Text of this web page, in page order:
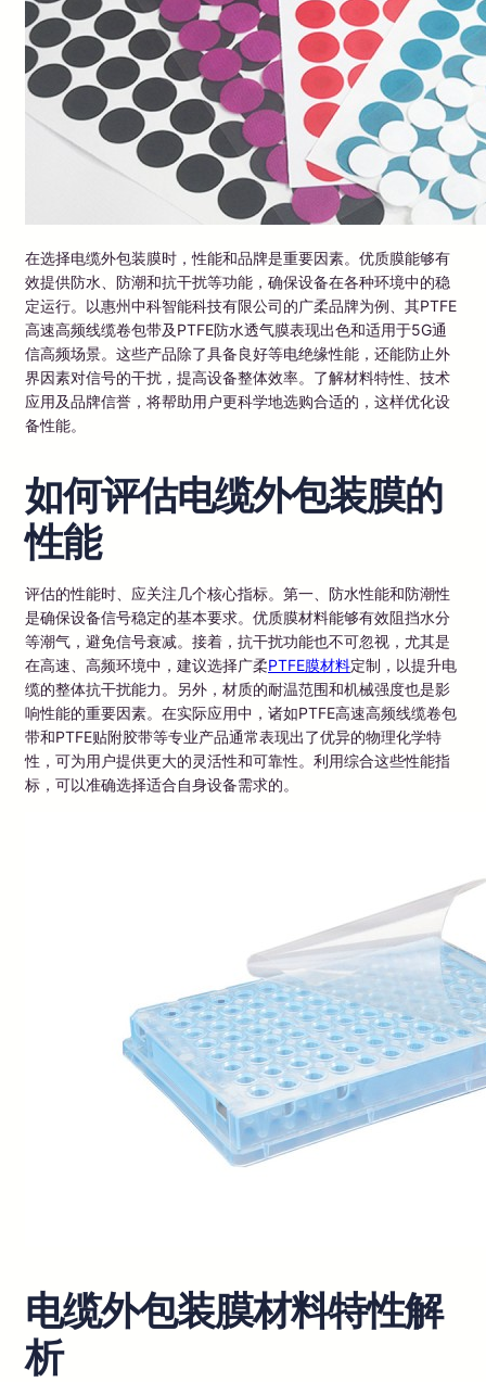
在选择电缆外包装膜时，性能和品牌是重要因素。优质膜能够有
效提供防水、防潮和抗干扰等功能，确保设备在各种环境中的稳
定运行。以惠州中科智能科技有限公司的广柔品牌为例、其PTFE
高速高频线缆卷包带及PTFE防水透气膜表现出色和适用于5G通
信高频场景。这些产品除了具备良好等电绝缘性能，还能防止外
界因素对信号的干扰，提高设备整体效率。了解材料特性、技术
应用及品牌信誉，将帮助用户更科学地选购合适的，这样优化设
备性能。
如何评估电缆外包装膜的
性能
评估的性能时、应关注几个核心指标。第一、防水性能和防潮性
是确保设备信号稳定的基本要求。优质膜材料能够有效阻挡水分
等潮气，避免信号衰减。接着，抗干扰功能也不可忽视，尤其是
在高速、高频环境中，建议选择广柔PTFE膜材料定制，以提升电
缆的整体抗干扰能力。另外，材质的耐温范围和机械强度也是影
响性能的重要因素。在实际应用中，诸如PTFE高速高频线缆卷包
带和PTFE贴附胶带等专业产品通常表现出了优异的物理化学特
性，可为用户提供更大的灵活性和可靠性。利用综合这些性能指
标，可以准确选择适合自身设备需求的。
电缆外包装膜材料特性解
析